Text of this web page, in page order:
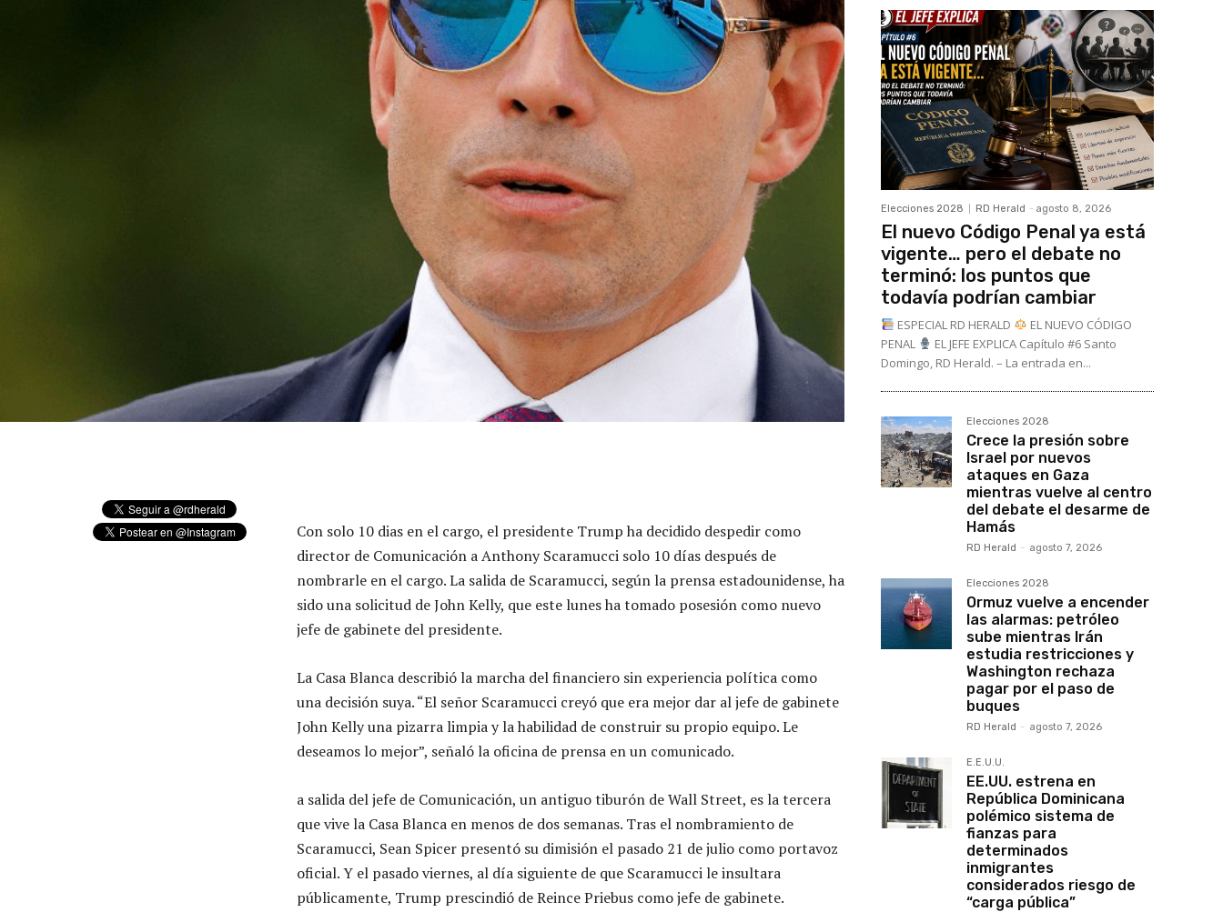
Con solo 10 dias en el cargo, el presidente Trump ha decidido despedir como
director de Comunicación a Anthony Scaramucci solo 10 días después de
nombrarle en el cargo. La salida de Scaramucci, según la prensa estadounidense, ha
sido una solicitud de John Kelly, que este lunes ha tomado posesión como nuevo
jefe de gabinete del presidente.
La Casa Blanca describió la marcha del financiero sin experiencia política como
una decisión suya. “El señor Scaramucci creyó que era mejor dar al jefe de gabinete
John Kelly una pizarra limpia y la habilidad de construir su propio equipo. Le
deseamos lo mejor”, señaló la oficina de prensa en un comunicado.
a salida del jefe de Comunicación, un antiguo tiburón de Wall Street, es la tercera
que vive la Casa Blanca en menos de dos semanas. Tras el nombramiento de
Scaramucci, Sean Spicer presentó su dimisión el pasado 21 de julio como portavoz
oficial. Y el pasado viernes, al día siguiente de que Scaramucci le insultara
públicamente, Trump prescindió de Reince Priebus como jefe de gabinete.
Elecciones 2028 RD Herald - agosto 8, 2026
El nuevo Código Penal ya está
vigente… pero el debate no
terminó: los puntos que
todavía podrían cambiar
ESPECIAL RD HERALD
EL NUEVO CÓDIGO
PENAL
EL JEFE EXPLICA Capítulo #6 Santo
Domingo, RD Herald. – La entrada en...
Elecciones 2028
Crece la presión sobre
Israel por nuevos
ataques en Gaza
mientras vuelve al centro
del debate el desarme de
Hamás
RD Herald - agosto 7, 2026
Elecciones 2028
Ormuz vuelve a encender
las alarmas: petróleo
sube mientras Irán
estudia restricciones y
Washington rechaza
pagar por el paso de
buques
RD Herald - agosto 7, 2026
E.E.U.U.
EE.UU. estrena en
República Dominicana
polémico sistema de
fianzas para
determinados
inmigrantes
considerados riesgo de
“carga pública”